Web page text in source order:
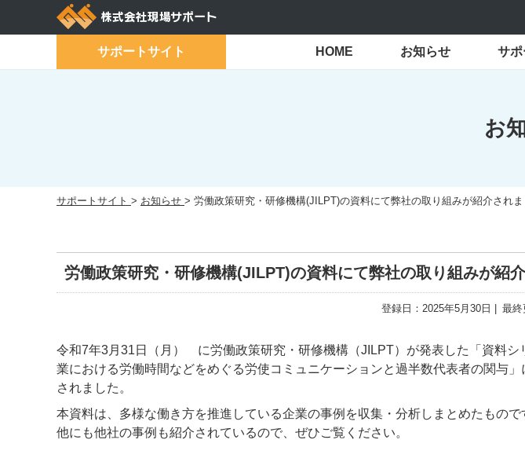
サポートサイト HOME お知らせ サ
お
サポートサイト > お知らせ > 労働政策研究・研修機構(JILPT)の資料にて弊社の取り組みが紹介され
労働政策研究・研修機構(JILPT)の資料にて弊社の取り組みが紹
登録日：2025年5月30日 最終
令和7年3月31日（月） に労働政策研究・研修機構（JILPT）が発表した「資料シ
業における労働時間などをめぐる労使コミュニケーションと過半数代表者の関与
されました。
本資料は、多様な働き方を推進している企業の事例を収集・分析しまとめたもので
他にも他社の事例も紹介されているので、ぜひご覧ください。